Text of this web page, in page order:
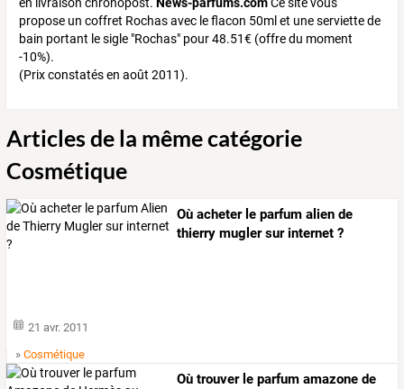
propose un coffret Rochas avec le flacon 50ml et une serviette de
bain portant le sigle "Rochas" pour 48.51€ (offre du moment
-10%).
(Prix constatés en août 2011).
Articles de la même catégorie
Cosmétique
Où acheter le parfum alien de
thierry mugler sur internet ?
21 avr. 2011
»Cosmétique
Où trouver le parfum amazone de